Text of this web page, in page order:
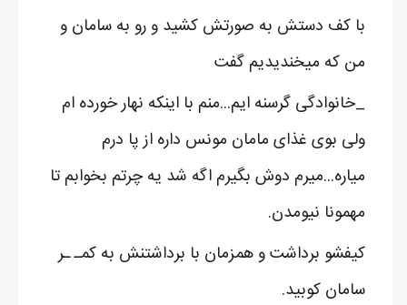
با کف دستش به صورتش کشید و رو به سامان و
من که میخندیدیم گفت
_خانوادگی گرسنه ایم...منم با اینکه نهار خورده ام
ولی بوی غذای مامان مونس داره از پا درم
میاره...میرم دوش بگیرم اگه شد یه چرتم بخوابم تا
مهمونا نیومدن.
کیفشو برداشت و همزمان با برداشتنش به کمـ ـر
سامان کوبید.